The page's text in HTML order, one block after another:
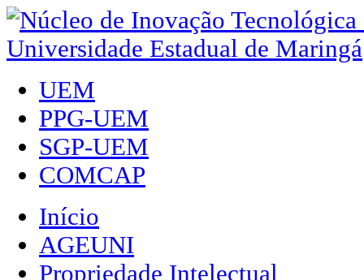
UEM
PPG-UEM
SGP-UEM
COMCAP
Início
AGEUNI
Propriedade Intelectual